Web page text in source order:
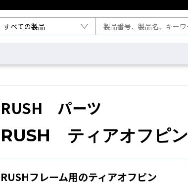
RUSH パーツ
RUSH ティアオフピン
RUSHフレーム用のティアオフピン